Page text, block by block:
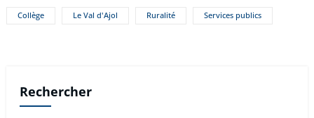
Collège Le Val d'Ajol Ruralité Services publics
Rechercher